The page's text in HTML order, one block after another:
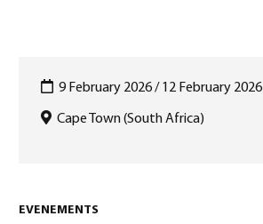
9 February 2026 / 12 February 2026
Cape Town (South Africa)
EVENEMENTS